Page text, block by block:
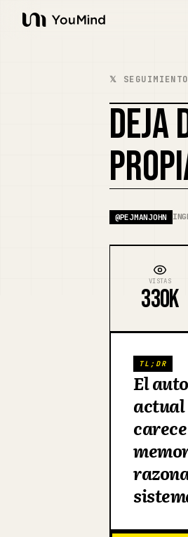
YouMind
𝕏
DEJA
@PEJMANJOHN
VISTAS
330K
TL;DR
El
actual